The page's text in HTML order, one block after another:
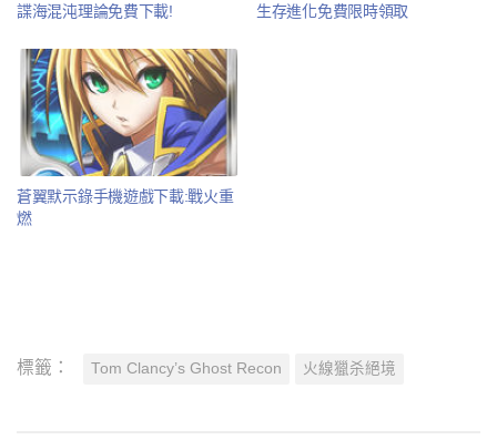
諜海混沌理論免費下載!
生存進化免費限時領取
蒼翼默示錄手機遊戲下載:戰火重
燃
標籤： Tom Clancy’s Ghost Recon 火線獵杀絕境